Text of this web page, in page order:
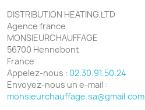
DISTRIBUTION HEATING.LTD
Agence france
MONSIEURCHAUFFAGE
56700 Hennebont
France
Appelez-nous : 02.30.91.50.24
Envoyez-nous un e-mail :
monsieurchauffage.sa@gmail.com